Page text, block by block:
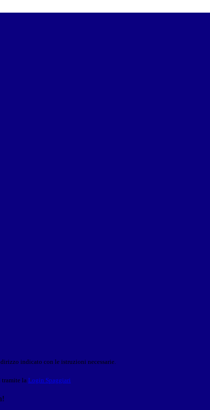
indicato con le istruzioni necessarie.
tramite la Login Spaggiari